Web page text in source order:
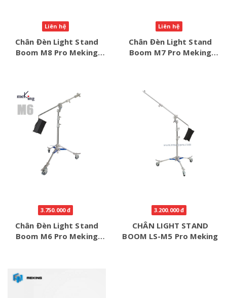
Liên hệ
Chân Đèn Light Stand
Boom M8 Pro Meking
Liên hệ
Chân Đèn Light Stand
Boom M7 Pro Meking
3.750.000 đ
Chân Đèn Light Stand
Boom M6 Pro Meking
3.200.000 đ
CHÂN LIGHT STAND
BOOM LS-M5 Pro Meking